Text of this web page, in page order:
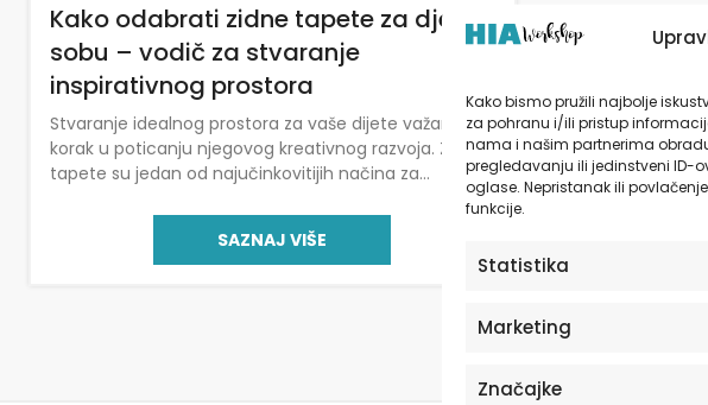
Kako bismo pružili najbolje
za pohranu i/ili pristup
nama i našim partnerima
pregledavanju ili jedinstveni ID-
oglase. Nepristanak ili
funkcije.
Statistika
Marketing
Značajke
Kako odabrati zidne tapete za dječju
sobu – vodič za stvaranje
inspirativnog prostora
Stvaranje idealnog prostora za vaše dijete važan je
korak u poticanju njegovog kreativnog razvoja. Zidne
tapete su jedan od najučinkovitijih načina za
samo estetski doživljaj, već i pozitivno utječući na
dječje emocije i ponašanje. U ovom vodiču ćemo
detaljno razmotriti kako odabrati zidne tapete za
materijale, te kako naše tapete i drugi proizvodi iz HIA
SAZNAJ VIŠE